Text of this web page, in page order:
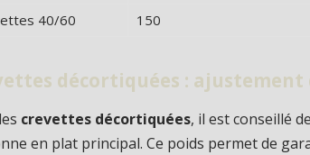
40/60
150
décortiquées :
crevettes décortiquées, il est conseillé
en plat principal. Ce poids permet de